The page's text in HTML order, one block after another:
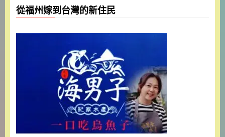
從福州嫁到台灣的新住民